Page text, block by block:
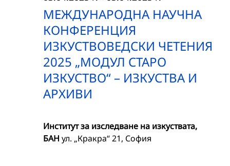
МЕЖДУНАРОДНА НАУЧНА
КОНФЕРЕНЦИЯ
ИЗКУСТВОВЕДСКИ ЧЕТЕНИЯ
2025 „МОДУЛ СТАРО
ИЗКУСТВО“ – ИЗКУСТВА И
АРХИВИ
Институт за изследване на изкуствата,
БАН ул. „Кракра“ 21, София